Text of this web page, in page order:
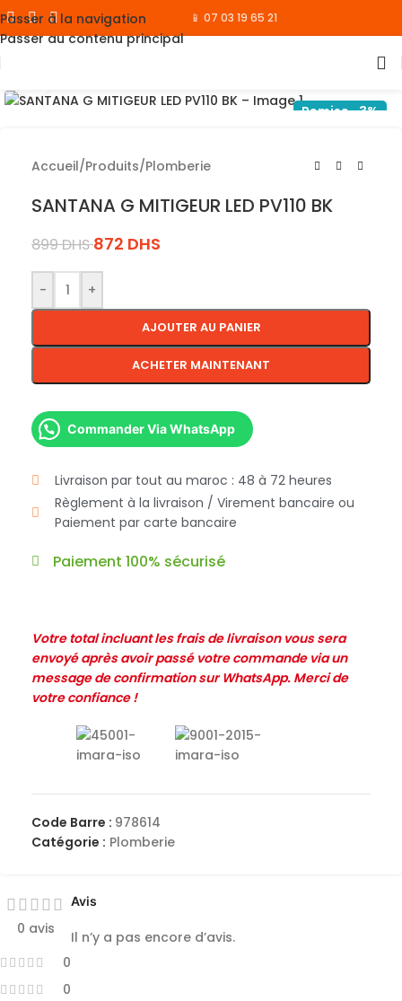
Passer à la navigation
Passer au contenu principal
📱 07 03 19 65 21
Remise -3%
Accueil/Produits/Plomberie
SANTANA G MITIGEUR LED PV110 BK
899DHS 872 DHS
- +
AJOUTER AU PANIER
ACHETER MAINTENANT
Commander Via WhatsApp
Livraison par tout au maroc : 48 à 72 heures
Règlement à la livraison / Virement bancaire ou
Paiement par carte bancaire
Paiement 100% sécurisé
Votre total incluant les frais de livraison vous sera
envoyé après avoir passé votre commande via un
message de confirmation sur WhatsApp. Merci de
votre confiance !
Code Barre : 978614
Catégorie : Plomberie
0 avis
0
0
Avis
Il n’y a pas encore d’avis.